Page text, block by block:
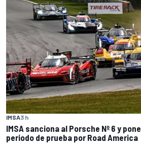
IMSA3 h
IMSA sanciona al Porsche Nº 6 y
periodo de prueba por Road America